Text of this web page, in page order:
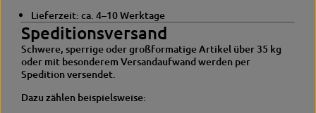
Lieferzeit: ca. 4–10 Werktage
Speditionsversand
Schwere, sperrige oder großformatige Artikel über 35 kg
oder mit besonderem Versandaufwand werden per
Spedition versendet.
Dazu zählen beispielsweise: